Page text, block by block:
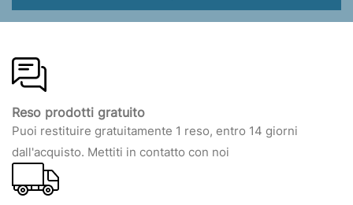
Reso prodotti gratuito
Puoi restituire gratuitamente 1 reso, entro 14 giorni
dall'acquisto. Mettiti in contatto con noi